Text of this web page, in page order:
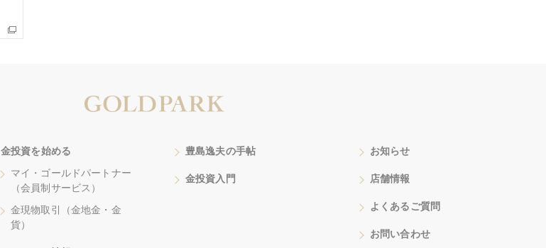
金投資を始める
マイ・ゴールドパートナー
（会員制サービス）
金現物取引（金地金・金
貨）
豊島逸夫の手帖
金投資入門
お知らせ
店舗情報
よくあるご質問
お問い合わせ